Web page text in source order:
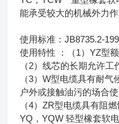
能承受较大的机械外力
使用标准：JB8735.2-
使用特性 ：（1）YZ型
（2）线芯的长期允许
（3）W型电缆具有耐
户外或接触油污的场合使
（4）ZR型电缆具有阻燃
YQ，YQW 轻型橡套软